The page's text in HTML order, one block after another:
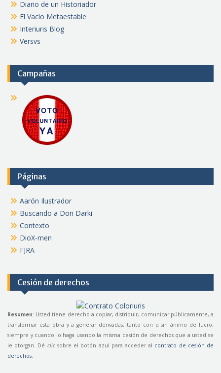
Diario de un Historiador
El Vacío Metaestable
Interiuris Blog
Versvs
Campañas
Páginas
Aarón Ilustrador
Buscando a Don Darki
Contexto
DioX-men
FJRA
Cesión de derechos
Resumen: Usted tiene derecho a copiar, distribuir, comunicar públicamente, a
transformar esta obra y a generar derivadas, tanto con o sin ánimo de lucro,
siempre y cuando lo haga usando la misma cesión de derechos que a usted se
le otorgan. Dé clicsobre el botón azul para acceder al contrato de cesión de
derechos